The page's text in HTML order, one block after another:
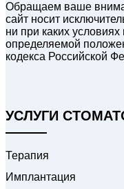
Обращаем ваше
сайт носит
ни при каких
определяемой
кодекса Российской
УСЛУГИ
Терапия
Имплантация